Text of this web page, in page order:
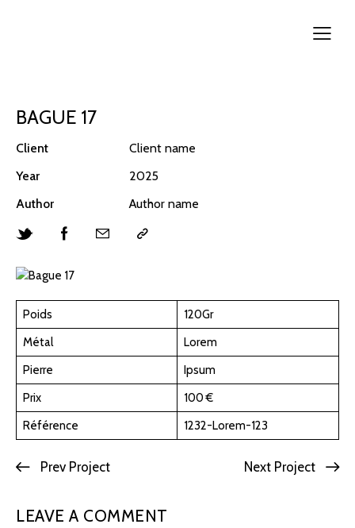
BAGUE 17
Client
Client name
Year
2025
Author
Author name
Poids
120Gr
Métal
Lorem
Pierre
Ipsum
Prix
100 €
Référence
1232-Lorem-123
Prev Project Next Project
LEAVE A COMMENT